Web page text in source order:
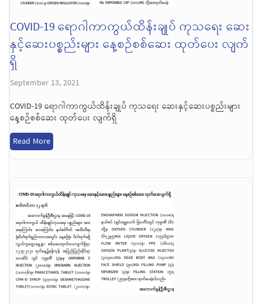
COVID-19 ရောဂါကာကွယ်ထိန်းချုပ် ကုသရေး ဆေး
နှင့်ဆေးပစ္စည်းများ နေ့စဉ်စစ်ဆေး ထုတ်ပေး လျက်
ရှိ
September 13, 2021
COVID-19 ရောဂါကာကွယ်ထိန်းချုပ် ကုသရေး ဆေးနှင့်ဆေးပစ္စည်းများ
နေ့စဉ်စစ်ဆေး ထုတ်ပေး လျက်ရှိ
Read More